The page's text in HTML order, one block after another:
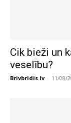
Cik bieži un
veselību?
Brivbridis.lv - 11/08/